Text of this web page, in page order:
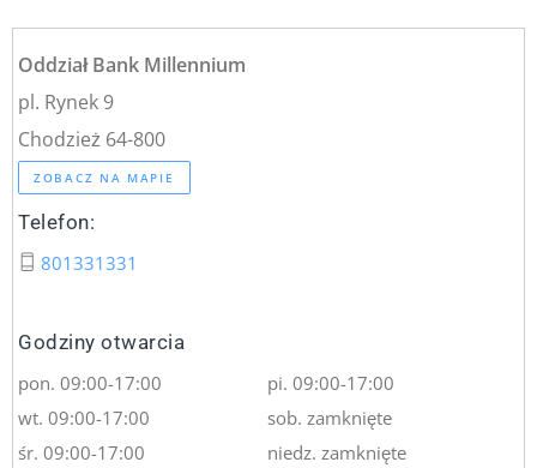
Oddział Bank Millennium
pl. Rynek 9
Chodzież 64-800
ZOBACZ NA MAPIE
Telefon:
801331331
Godziny otwarcia
pon. 09:00-17:00
wt. 09:00-17:00
śr. 09:00-17:00
pi. 09:00-17:00
sob. zamknięte
niedz. zamknięte